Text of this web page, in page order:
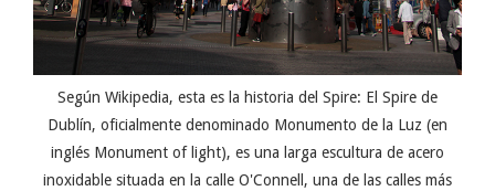
Según Wikipedia, esta es la historia del Spire: El Spire de
Dublín, oficialmente denominado Monumento de la Luz (en
inglés Monument of light), es una larga escultura de acero
inoxidable situada en la calle O'Connell, una de las calles más